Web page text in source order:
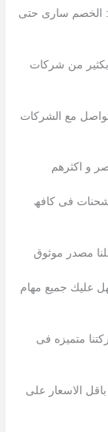
ملحوظھ : الخصم سارى حتى
من شركات
تواصل مع الشركات
و اكثرھم
فى كافھ
مصدر موثوق
علیك جمیع مھام
متمیزه فى
الاسعار على